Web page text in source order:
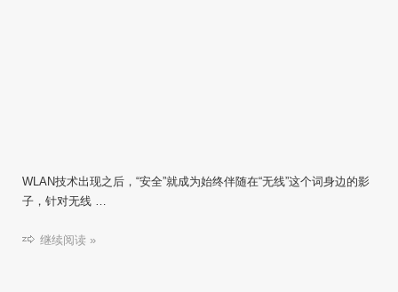
WLAN技术出现之后，“安全”就成为始终伴随在“无线”这个词身边的影
子，针对无线 …
继续阅读 »